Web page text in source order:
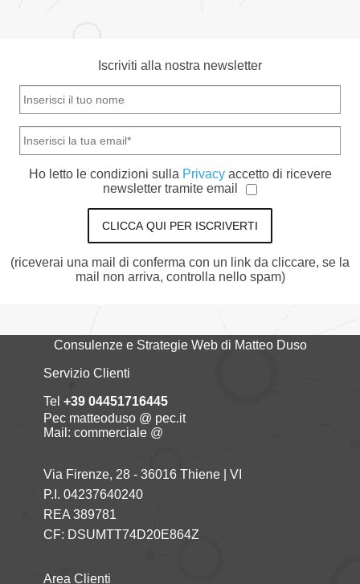
Iscriviti alla nostra newsletter
Ho letto le condizioni sulla Privacy accetto di ricevere
newsletter tramite email
CLICCA QUI PER ISCRIVERTI
(riceverai una mail di conferma con un link da cliccare, se la
mail non arriva, controlla nello spam)
Consulenze e Strategie Web di Matteo Duso
Servizio Clienti
Tel +39 04451716445
Pec matteoduso @ pec.it
Mail: commerciale @
Via Firenze, 28 - 36016 Thiene | VI
P.I. 04237640240
REA 389781
CF: DSUMTT74D20E864Z
Area Clienti